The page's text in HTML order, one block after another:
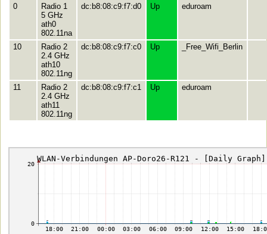
0
Radio 1
5 GHz
ath0
802.11na
dc:b8:08:c9:f7:d0 Up eduroam
10
Radio 2
2.4 GHz
ath10
802.11ng
dc:b8:08:c9:f7:c0 Up _Free_Wifi_Berlin
11
Radio 2
2.4 GHz
ath11
802.11ng
dc:b8:08:c9:f7:c1 Up eduroam